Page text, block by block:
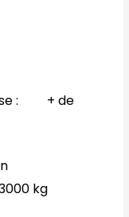
: + de
kg